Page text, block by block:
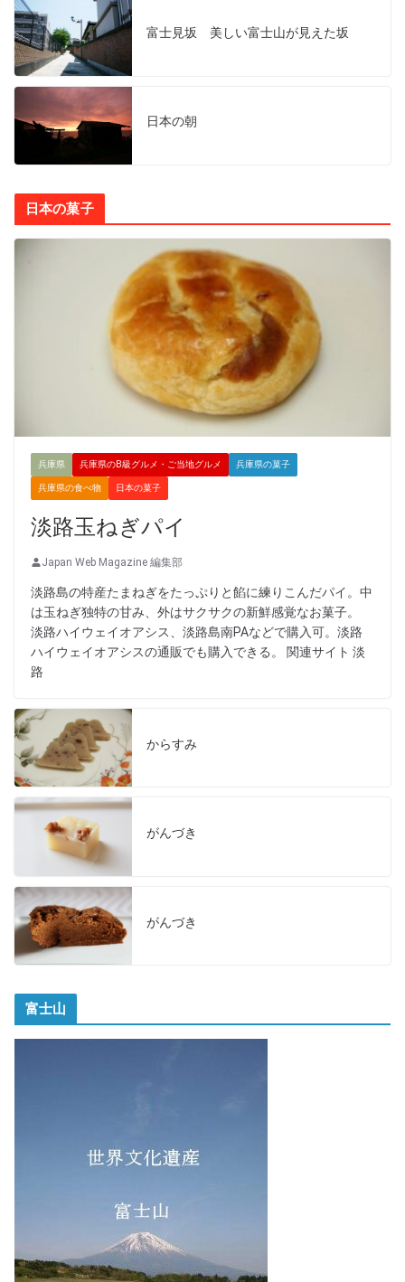
富士見坂 美しい富士山が見えた坂
日本の朝
日本の菓子
兵庫県 兵庫県のB級グルメ・ご当地グルメ 兵庫県の菓子
兵庫県の食べ物 日本の菓子
淡路玉ねぎパイ
Japan Web Magazine 編集部
淡路島の特産たまねぎをたっぷりと餡に練りこんだパイ。中
は玉ねぎ独特の甘み、外はサクサクの新鮮感覚なお菓子。
淡路ハイウェイオアシス、淡路島南PAなどで購入可。淡路
ハイウェイオアシスの通販でも購入できる。 関連サイト 淡
路
からすみ
がんづき
がんづき
富士山